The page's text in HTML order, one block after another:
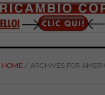
HOME /ARCHIVES FOR